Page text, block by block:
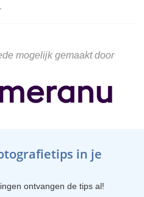
mogelijk gemaakt door
in je
ontvangen de tips al!